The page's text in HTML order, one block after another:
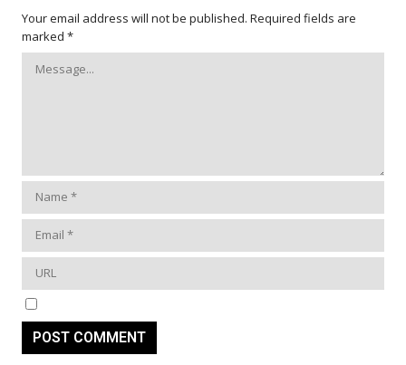
Your email address will not be published. Required fields are
marked *